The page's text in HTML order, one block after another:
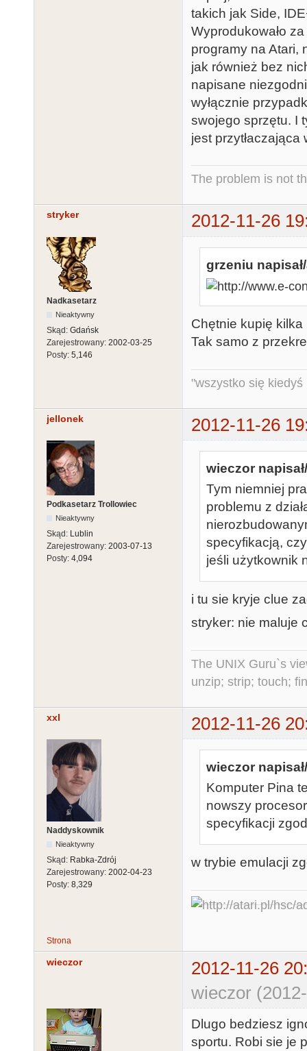
takich jak Side,
Wyprodukowało
programy na Atari,
jak również bez
napisane
wyłącznie
swojego sprzętu. I
jest przytłaczająca
The problem is not
stryker 2012-11-26
Nadkasetarz
Nieaktywny
Skąd: Gdańsk
Zarejestrowany: 2002-03-25
Posty: 5,146
grzeniu
Chętnie kupię kilka
Tak samo z
"wszystko się kiedyś
jellonek 2012-11-26
Podkasetarz Trollowiec
Nieaktywny
Skąd: Lublin
Zarejestrowany: 2003-07-13
Posty: 4,094
wieczor
Tym niemniej
problemu z
specyfikacją,
jeśli użytkownik
i tu sie kryje clue
stryker: nie maluje
The UNIX Guru`s
unzip; strip; touch;
xxl 2012-11-26
Naddyskownik
Nieaktywny
Skąd: Rabka-Zdrój
Zarejestrowany: 2002-04-23
Posty: 8,329
wieczor
Komputer Pina
nowszy
specyfikacji
w trybie emulacji
Strona
wieczor
2012-11-26
wieczor
Dlugo bedziesz
sportu. Robi sie je